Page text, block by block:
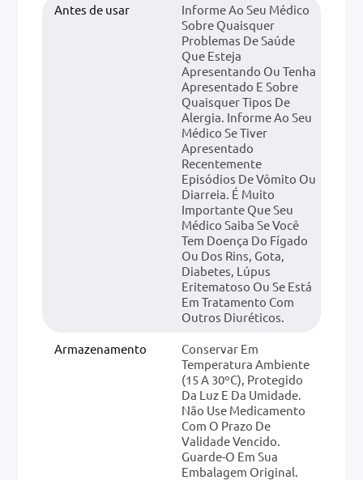
Antes de usar
Informe Ao Seu Médico
Sobre Quaisquer
Problemas De Saúde
Que Esteja
Apresentando Ou Tenha
Apresentado E Sobre
Quaisquer Tipos De
Alergia. Informe Ao Seu
Médico Se Tiver
Apresentado
Recentemente
Episódios De Vômito Ou
Diarreia. É Muito
Importante Que Seu
Médico Saiba Se Você
Tem Doença Do Fígado
Ou Dos Rins, Gota,
Diabetes, Lúpus
Eritematoso Ou Se Está
Em Tratamento Com
Outros Diuréticos.
Armazenamento
Conservar Em
Temperatura Ambiente
(15 A 30ºC), Protegido
Da Luz E Da Umidade.
Não Use Medicamento
Com O Prazo De
Validade Vencido.
Guarde-O Em Sua
Embalagem Original.